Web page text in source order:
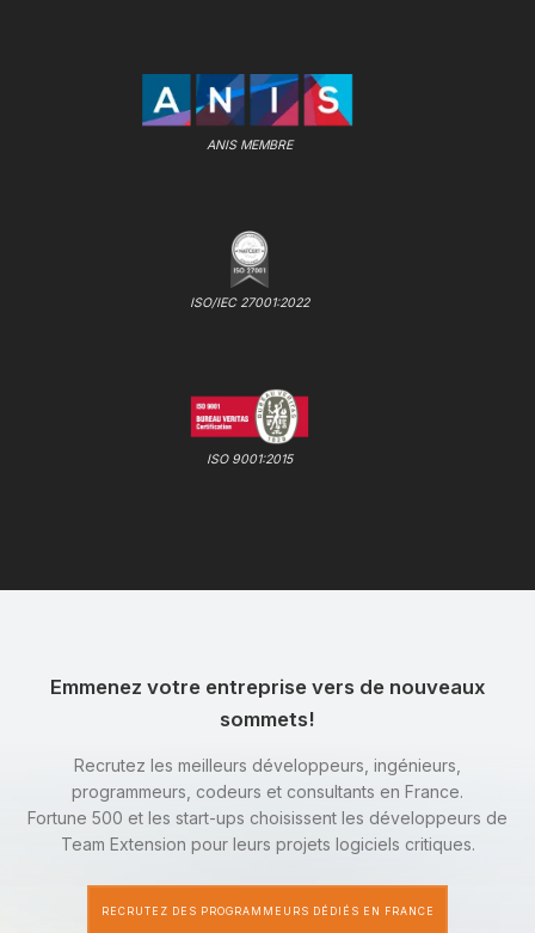
ANIS MEMBRE
ISO/IEC 27001:2022
ISO 9001:2015
Emmenez votre entreprise vers de nouveaux
sommets!
Recrutez les meilleurs développeurs, ingénieurs,
programmeurs, codeurs et consultants en France.
Fortune 500 et les start-ups choisissent les développeurs de
Team Extension pour leurs projets logiciels critiques.
RECRUTEZ DES PROGRAMMEURS DÉDIÉS EN FRANCE